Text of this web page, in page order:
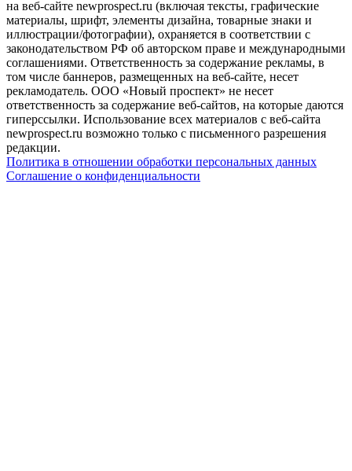
на веб-сайте newprospect.ru (включая тексты, графические
материалы, шрифт, элементы дизайна, товарные знаки и
иллюстрации/фотографии), охраняется в соответствии с
законодательством РФ об авторском праве и международными
соглашениями. Ответственность за содержание рекламы, в
том числе баннеров, размещенных на веб-сайте, несет
рекламодатель. ООО «Новый проспект» не несет
ответственность за содержание веб-сайтов, на которые даются
гиперссылки. Использование всех материалов с веб-сайта
newprospect.ru возможно только с письменного разрешения
редакции.
Политика в отношении обработки персональных данных
Соглашение о конфиденциальности